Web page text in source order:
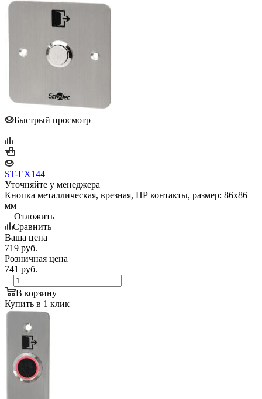
Быстрый просмотр
ST-EX144
Уточняйте у менеджера
Кнопка металлическая, врезная, НР контакты, размер: 86х86
мм
Отложить
Сравнить
Ваша цена
719 руб.
Розничная цена
741 руб.
В корзину
Купить в 1 клик